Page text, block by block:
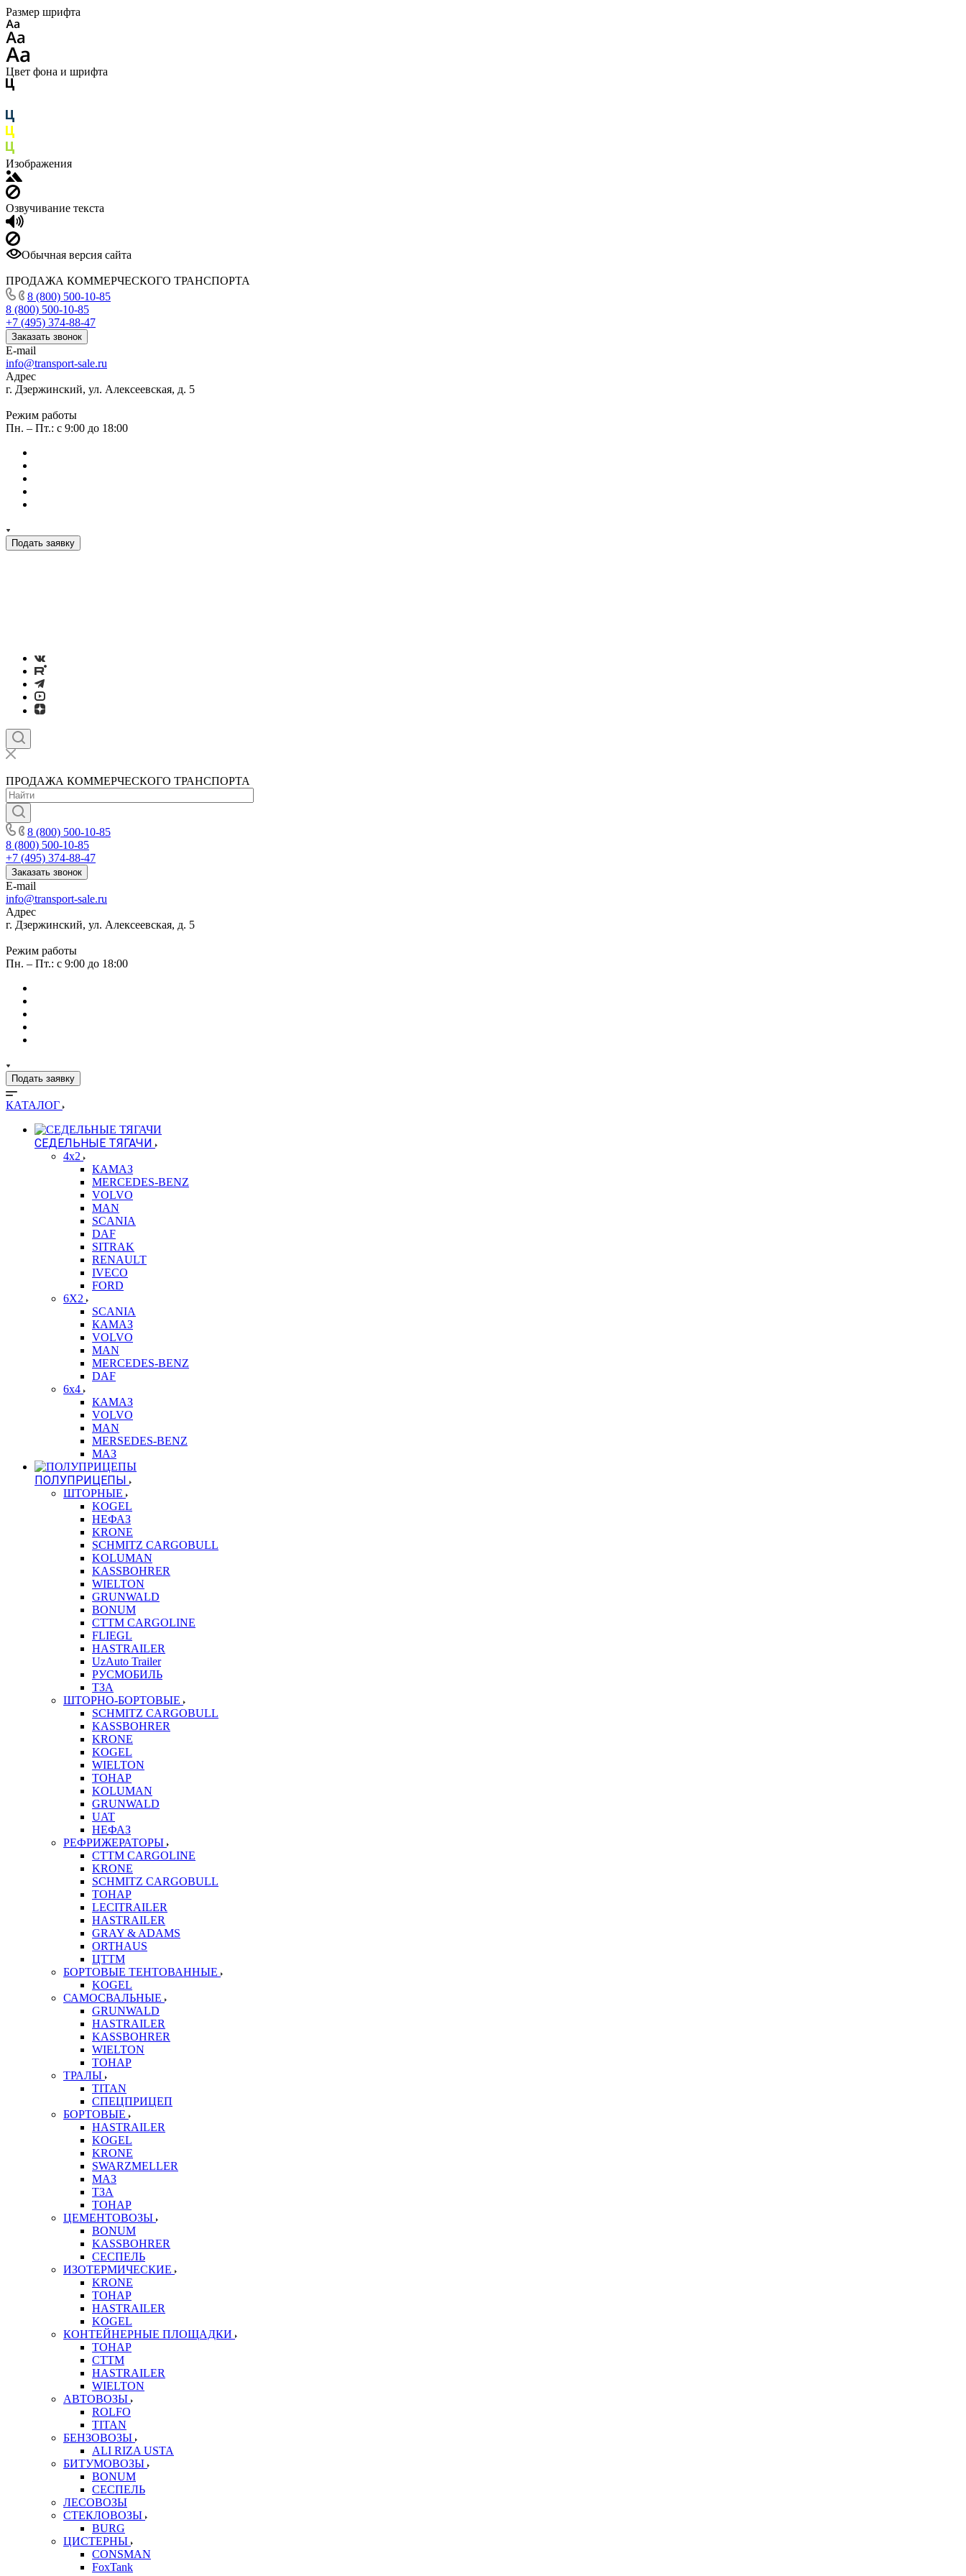
Размер шрифта
Цвет фона и шрифта
Изображения
Озвучивание текста
Обычная версия сайта
ПРОДАЖА КОММЕРЧЕСКОГО ТРАНСПОРТА
8 (800) 500-10-85
8 (800) 500-10-85
+7 (495) 374-88-47
Заказать звонок
E-mail
info@transport-sale.ru
Адрес
г. Дзержинский, ул. Алексеевская, д. 5
Режим работы
Пн. – Пт.: с 9:00 до 18:00
Подать заявку
ПРОДАЖА КОММЕРЧЕСКОГО ТРАНСПОРТА
8 (800) 500-10-85
8 (800) 500-10-85
+7 (495) 374-88-47
Заказать звонок
E-mail
info@transport-sale.ru
Адрес
г. Дзержинский, ул. Алексеевская, д. 5
Режим работы
Пн. – Пт.: с 9:00 до 18:00
Подать заявку
КАТАЛОГ
СЕДЕЛЬНЫЕ ТЯГАЧИ
4x2
КАМАЗ
MERCEDES-BENZ
VOLVO
MAN
SCANIA
DAF
SITRAK
RENAULT
IVECO
FORD
6X2
SCANIA
КАМАЗ
VOLVO
MAN
MERCEDES-BENZ
DAF
6x4
КАМАЗ
VOLVO
MAN
MERSEDES-BENZ
МАЗ
ПОЛУПРИЦЕПЫ
ШТОРНЫЕ
KOGEL
НЕФАЗ
KRONE
SCHMITZ CARGOBULL
KOLUMAN
KASSBOHRER
WIELTON
GRUNWALD
BONUM
CTTM CARGOLINE
FLIEGL
HASTRAILER
UzAuto Trailer
РУСМОБИЛЬ
ТЗА
ШТОРНО-БОРТОВЫЕ
SCHMITZ CARGOBULL
KASSBOHRER
KRONE
KOGEL
WIELTON
ТОНАР
KOLUMAN
GRUNWALD
UAT
НЕФАЗ
РЕФРИЖЕРАТОРЫ
CTTM CARGOLINE
KRONE
SCHMITZ CARGOBULL
ТОНАР
LECITRAILER
HASTRAILER
GRAY & ADAMS
ORTHAUS
ЦТТМ
БОРТОВЫЕ ТЕНТОВАННЫЕ
KOGEL
САМОСВАЛЬНЫЕ
GRUNWALD
HASTRAILER
KASSBOHRER
WIELTON
ТОНАР
ТРАЛЫ
TITAN
СПЕЦПРИЦЕП
БОРТОВЫЕ
HASTRAILER
KOGEL
KRONE
SWARZMELLER
МАЗ
ТЗА
ТОНАР
ЦЕМЕНТОВОЗЫ
BONUM
KASSBOHRER
СЕСПЕЛЬ
ИЗОТЕРМИЧЕСКИЕ
KRONE
ТОНАР
HASTRAILER
KOGEL
КОНТЕЙНЕРНЫЕ ПЛОЩАДКИ
ТОНАР
CTTM
HASTRAILER
WIELTON
АВТОВОЗЫ
ROLFO
TITAN
БЕНЗОВОЗЫ
ALI RIZA USTA
БИТУМОВОЗЫ
BONUM
СЕСПЕЛЬ
ЛЕСОВОЗЫ
СТЕКЛОВОЗЫ
BURG
ЦИСТЕРНЫ
CONSMAN
FoxTank